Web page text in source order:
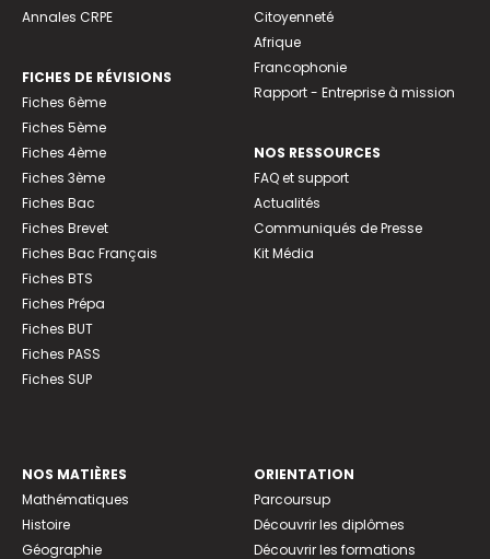
Annales CRPE
FICHES DE RÉVISIONS
Fiches 6ème
Fiches 5ème
Fiches 4ème
Fiches 3ème
Fiches Bac
Fiches Brevet
Fiches Bac Français
Fiches BTS
Fiches Prépa
Fiches BUT
Fiches PASS
Fiches SUP
Citoyenneté
Afrique
Francophonie
Rapport - Entreprise à mission
NOS RESSOURCES
FAQ et support
Actualités
Communiqués de Presse
Kit Média
NOS MATIÈRES
Mathématiques
Histoire
Géographie
ORIENTATION
Parcoursup
Découvrir les diplômes
Découvrir les formations